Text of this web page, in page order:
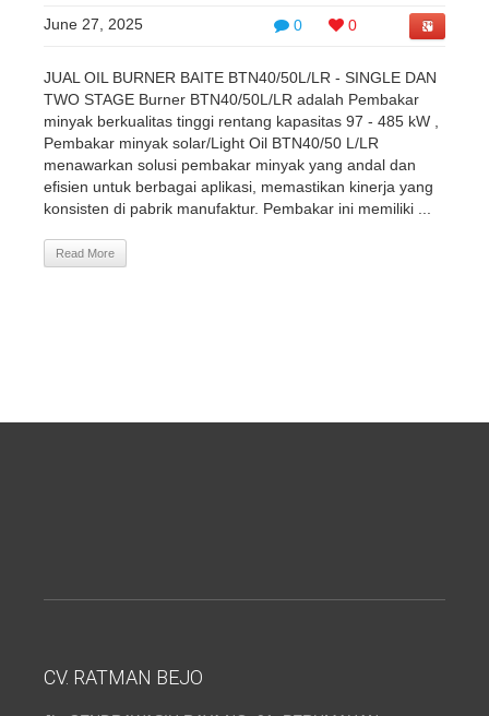
0 0
June 27, 2025
JUAL OIL BURNER BAITE BTN40/50L/LR - SINGLE DAN
TWO STAGE Burner BTN40/50L/LR adalah Pembakar
minyak berkualitas tinggi rentang kapasitas 97 - 485 kW ,
Pembakar minyak solar/Light Oil BTN40/50 L/LR
menawarkan solusi pembakar minyak yang andal dan
efisien untuk berbagai aplikasi, memastikan kinerja yang
konsisten di pabrik manufaktur. Pembakar ini memiliki ...
Read More
CV. RATMAN BEJO